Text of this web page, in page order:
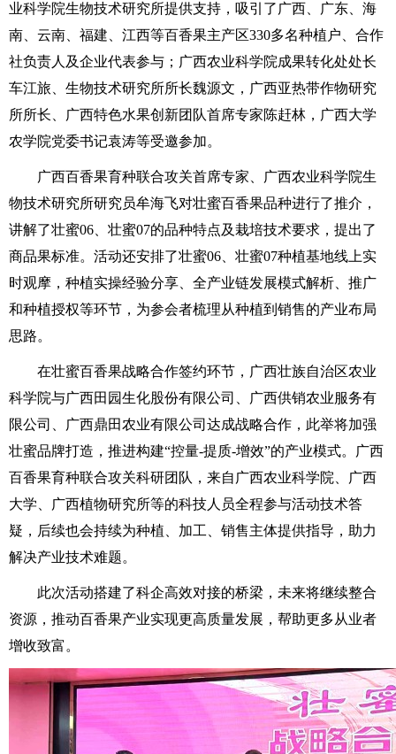
业科学院生物技术研究所提供支持，吸引了广西、广东、海
南、云南、福建、江西等百香果主产区330多名种植户、合作
社负责人及企业代表参与；广西农业科学院成果转化处处长
车江旅、生物技术研究所所长魏源文，广西亚热带作物研究
所所长、广西特色水果创新团队首席专家陈赶林，广西大学
农学院党委书记袁涛等受邀参加。
广西百香果育种联合攻关首席专家、广西农业科学院生
物技术研究所研究员牟海飞对壮蜜百香果品种进行了推介，
讲解了壮蜜06、壮蜜07的品种特点及栽培技术要求，提出了
商品果标准。活动还安排了壮蜜06、壮蜜07种植基地线上实
时观摩，种植实操经验分享、全产业链发展模式解析、推广
和种植授权等环节，为参会者梳理从种植到销售的产业布局
思路。
在壮蜜百香果战略合作签约环节，广西壮族自治区农业
科学院与广西田园生化股份有限公司、广西供销农业服务有
限公司、广西鼎田农业有限公司达成战略合作，此举将加强
壮蜜品牌打造，推进构建“控量-提质-增效”的产业模式。广西
百香果育种联合攻关科研团队，来自广西农业科学院、广西
大学、广西植物研究所等的科技人员全程参与活动技术答
疑，后续也会持续为种植、加工、销售主体提供指导，助力
解决产业技术难题。
此次活动搭建了科企高效对接的桥梁，未来将继续整合
资源，推动百香果产业实现更高质量发展，帮助更多从业者
增收致富。